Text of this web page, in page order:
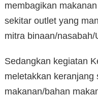
membagikan
sekitar outlet yang
mitra binaan/nasabah/
Sedangkan kegiatan
meletakkan keranjang
makanan/bahan